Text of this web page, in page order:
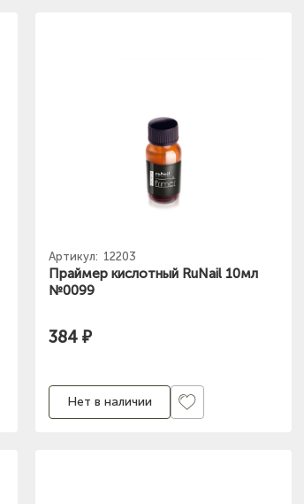
Артикул: 12203
Праймер кислотный RuNail 10мл
№0099
384 ₽
Нет в наличии